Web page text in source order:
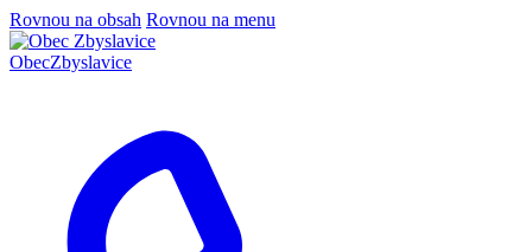
Rovnou na obsah Rovnou na menu
ObecZbyslavice